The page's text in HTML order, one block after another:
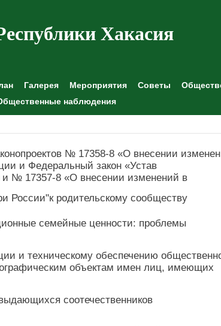
Хакасия
Галерея Мероприятия Советы
наблюдения
№ 17358-8 «О внесении
и Федеральный закон «Устав
и № 17357-8 «О внесении изменений в
России"к родительскому сообществу
семейные ценности: проблемы
и техническому обеспечению
объектам имен лиц, имеющих
соотечественников